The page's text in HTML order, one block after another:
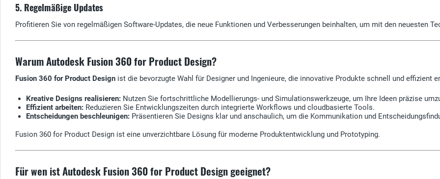
5. Regelmäßige Updates
Profitieren Sie von regelmäßigen Software-Updates, die neue Funktionen und Verbesserungen beinhalten, um mit den neuesten
Warum Autodesk Fusion 360 for Product Design?
Fusion 360 for Product Design ist die bevorzugte Wahl für Designer und Ingenieure, die innovative Produkte schnell und
Kreative Designs realisieren: Nutzen Sie fortschrittliche Modellierungs- und Simulationswerkzeuge, um Ihre Ideen präzise
Effizient arbeiten: Reduzieren Sie Entwicklungszeiten durch integrierte Workflows und cloudbasierte Tools.
Entscheidungen beschleunigen: Präsentieren Sie Designs klar und anschaulich, um die Kommunikation und
Fusion 360 for Product Design ist eine unverzichtbare Lösung für moderne Produktentwicklung und Prototyping.
Für wen ist Autodesk Fusion 360 for Product Design geeignet?